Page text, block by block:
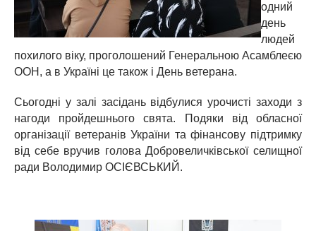
одний
день
людей
похилого віку, проголошений Генеральною Асамблеєю
ООН, а в Україні це також і День ветерана.
Сьогодні у залі засідань відбулися урочисті заходи з
нагоди пройдешнього свята. Подяки від обласної
організації ветеранів України та фінансову підтримку
від себе вручив голова Добровеличківської селищної
ради Володимир ОСІЄВСЬКИЙ.